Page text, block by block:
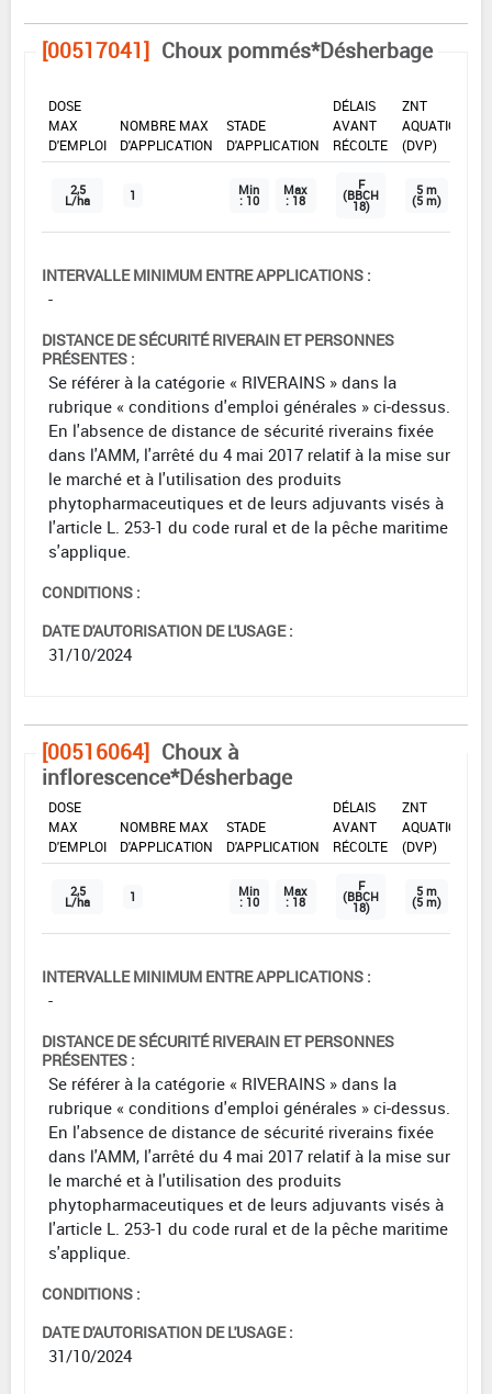
[00517041] Choux pommés*Désherbage
DOSE
MAX
D'EMPLOI
NOMBRE MAX
D'APPLICATION
STADE
D'APPLICATION
DÉLAIS
AVANT
RÉCOLTE
ZNT
AQUATIQUE
(DVP)
2,5
L/ha 1 Min
: 10
Max
: 18
F
(BBCH
18)
5 m
(5 m)
INTERVALLE MINIMUM ENTRE APPLICATIONS :
-
DISTANCE DE SÉCURITÉ RIVERAIN ET PERSONNES
PRÉSENTES :
Se référer à la catégorie « RIVERAINS » dans la
rubrique « conditions d'emploi générales » ci-dessus.
En l'absence de distance de sécurité riverains fixée
dans l'AMM, l'arrêté du 4 mai 2017 relatif à la mise sur
le marché et à l'utilisation des produits
phytopharmaceutiques et de leurs adjuvants visés à
l'article L. 253-1 du code rural et de la pêche maritime
s'applique.
CONDITIONS :
DATE D'AUTORISATION DE L'USAGE :
31/10/2024
[00516064] Choux à
inflorescence*Désherbage
DOSE
MAX
D'EMPLOI
NOMBRE MAX
D'APPLICATION
STADE
D'APPLICATION
DÉLAIS
AVANT
RÉCOLTE
ZNT
AQUATIQUE
(DVP)
2,5
L/ha 1 Min
: 10
Max
: 18
F
(BBCH
18)
5 m
(5 m)
INTERVALLE MINIMUM ENTRE APPLICATIONS :
-
DISTANCE DE SÉCURITÉ RIVERAIN ET PERSONNES
PRÉSENTES :
Se référer à la catégorie « RIVERAINS » dans la
rubrique « conditions d'emploi générales » ci-dessus.
En l'absence de distance de sécurité riverains fixée
dans l'AMM, l'arrêté du 4 mai 2017 relatif à la mise sur
le marché et à l'utilisation des produits
phytopharmaceutiques et de leurs adjuvants visés à
l'article L. 253-1 du code rural et de la pêche maritime
s'applique.
CONDITIONS :
DATE D'AUTORISATION DE L'USAGE :
31/10/2024